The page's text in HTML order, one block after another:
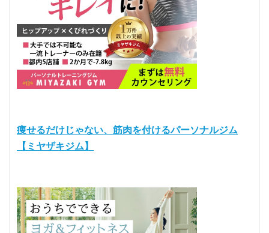
痩せるだけじゃない、筋肉を付けるパーソナルジム
【ミヤザキジム】